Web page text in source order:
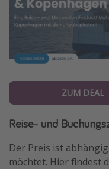
ZUM DEAL
Reise- und
Der Preis ist
möchtet. Hier findest